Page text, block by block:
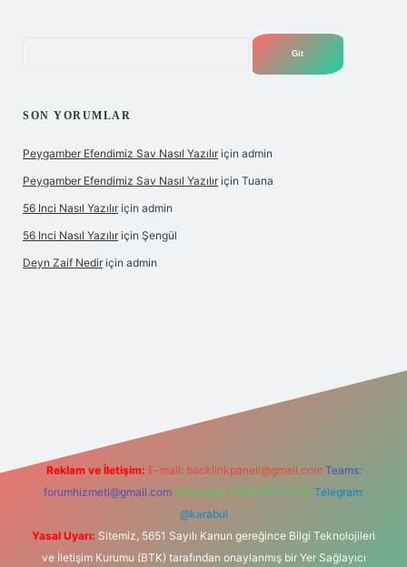
SON YORUMLAR
Peygamber Efendimiz Sav Nasıl Yazılır için admin
Peygamber Efendimiz Sav Nasıl Yazılır için Tuana
56 Inci Nasıl Yazılır için admin
56 Inci Nasıl Yazılır için Şengül
Deyn Zaif Nedir için admin
Reklam ve İletişim: E-mail: backlinkpaneli@gmail.com Teams:
forumhizmeti@gmail.com Whatsapp: 0262 606 0 726 Telegram:
@karabul
Yasal Uyarı: Sitemiz, 5651 Sayılı Kanun gereğince Bilgi Teknolojileri
ve İletişim Kurumu (BTK) tarafından onaylanmış bir Yer Sağlayıcı